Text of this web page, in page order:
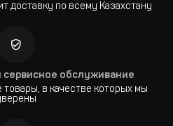
доставку по всему Казахстану
сервисное обслуживание
товары, в качестве которых мы